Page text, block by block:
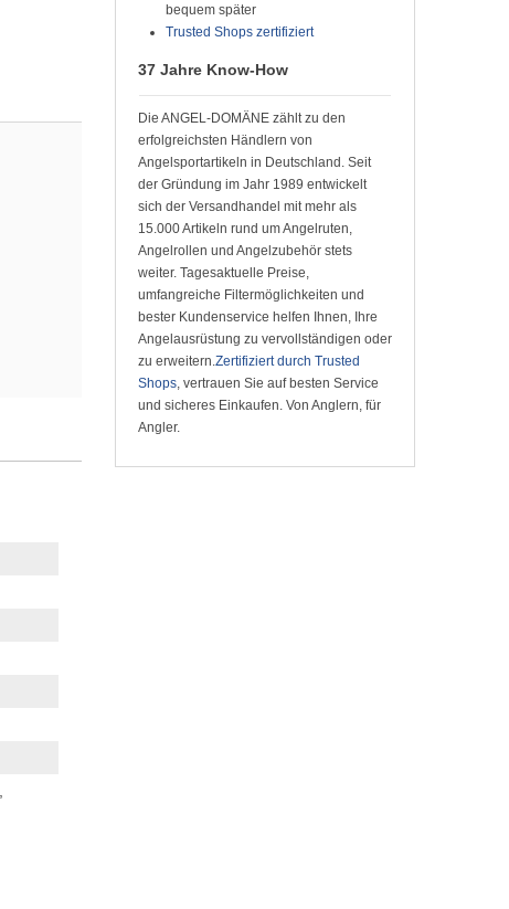
bequem später
Trusted Shops zertifiziert
37 Jahre Know-How
Die ANGEL-DOMÄNE zählt zu den
erfolgreichsten Händlern von
Angelsportartikeln in Deutschland. Seit
der Gründung im Jahr 1989 entwickelt
sich der Versandhandel mit mehr als
15.000 Artikeln rund um Angelruten,
Angelrollen und Angelzubehör stets
weiter. Tagesaktuelle Preise,
umfangreiche Filtermöglichkeiten und
bester Kundenservice helfen Ihnen, Ihre
Angelausrüstung zu vervollständigen oder
zu erweitern. Zertifiziert durch Trusted
Shops , vertrauen Sie auf besten Service
und sicheres Einkaufen. Von Anglern, für
Angler.